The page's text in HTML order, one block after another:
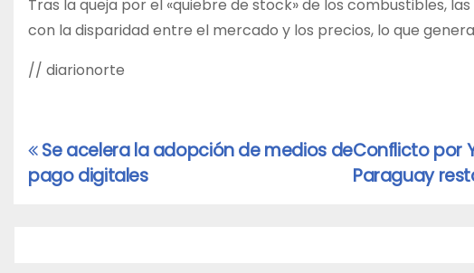
Tras la queja por el «quiebre de stock» de los combustibles,
con la disparidad entre el mercado y los precios, lo que
// diarionorte
Navegación
de
Conflicto por
Paraguay
Se acelera la adopción de medios de
pago digitales